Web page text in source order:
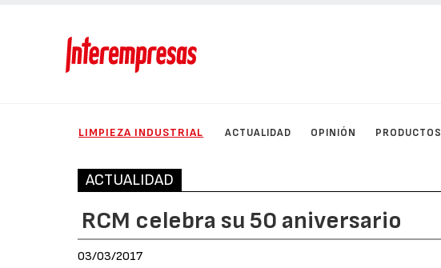
LIMPIEZA INDUSTRIAL ACTUALIDAD OPINIÓN PRODUCTOS
ACTUALIDAD
RCM celebra su 50 aniversario
03/03/2017